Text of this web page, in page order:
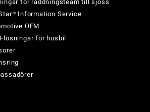
för räddningsteam till sjöss
Information Service
OEM
lösningar för husbil